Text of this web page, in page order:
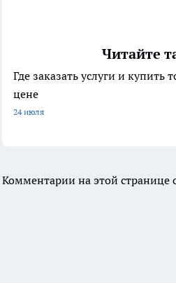
Читайте
Где заказать услуги и купить
цене
24 июля
Комментарии на этой странице